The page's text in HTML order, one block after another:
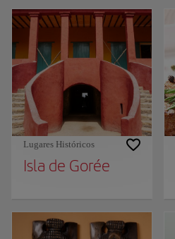
Lugares Históricos
Isla de Gorée